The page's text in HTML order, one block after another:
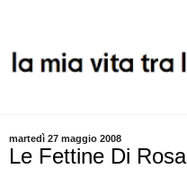
martedì 27 maggio 2008
Le Fettine Di Rosa